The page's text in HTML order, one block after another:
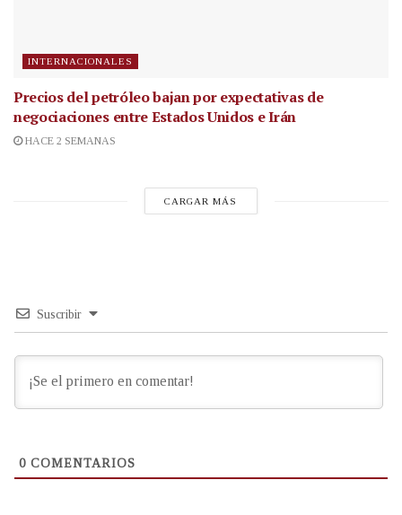
INTERNACIONALES
Precios del petróleo bajan por expectativas de
negociaciones entre Estados Unidos e Irán
HACE 2 SEMANAS
CARGAR MÁS
Suscribir
0 COMENTARIOS